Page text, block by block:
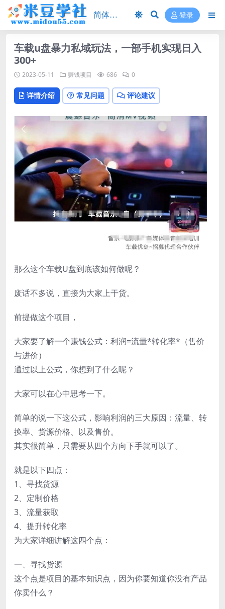
登录
车载u盘暴力私域玩法，一部手机实现日入
300+
2023-05-11 赚钱项目 686 0
详情介绍 常见问题 评论建议
那么这个车载U盘到底该如何做呢？
废话不多说，直接为大家上干货。
前提做这个项目，
大家要了解一个赚钱公式：利润=流量*转化率*（售价
与进价）
通过以上公式，你想到了什么呢？
大家可以在心中思考一下。
简单的说一下这公式，影响利润的三大原因：流量、转
换率、货源价格、以及售价。
其实很简单，只需要从四个方向下手就可以了。
就是以下四点：
1、寻找货源
2、定制价格
3、流量获取
4、提升转化率
为大家详细讲解这四个点：
一、寻找货源
这个点是项目的基本知识点，因为你要知道你没有产品
你卖什么？